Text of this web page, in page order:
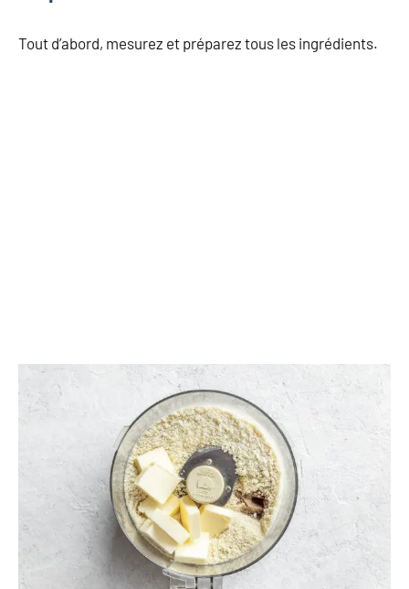
Tout d’abord, mesurez et préparez tous les ingrédients.